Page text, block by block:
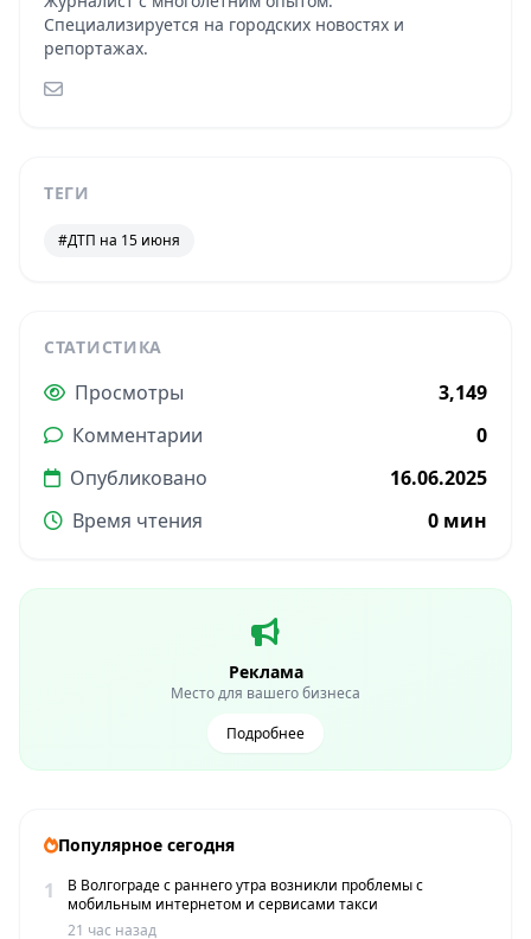
Специализируется на городских новостях и
репортажах.
ТЕГИ
#ДТП на 15 июня
СТАТИСТИКА
Просмотры
3,149
Комментарии
0
Опубликовано
16.06.2025
Время чтения
0 мин
Реклама
Место для вашего бизнеса
Подробнее
Популярное сегодня
1
В Волгограде с раннего утра возникли проблемы с
мобильным интернетом и сервисами такси
21 час назад